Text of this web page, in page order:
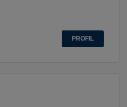
PROFIL